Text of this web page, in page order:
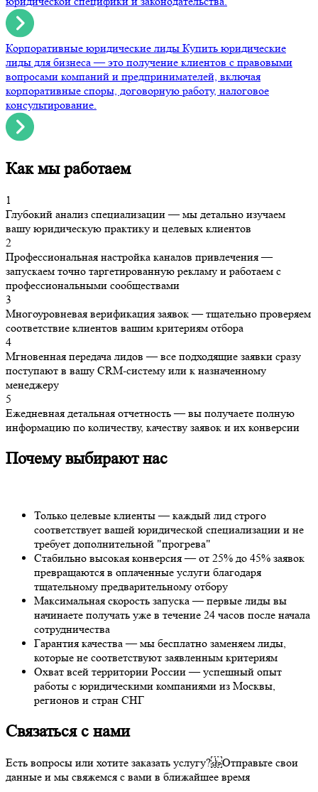
Корпоративные юридические лиды Купить юридические
лиды для бизнеса — это получение клиентов с правовыми
вопросами компаний и предпринимателей, включая
корпоративные споры, договорную работу, налоговое
консультирование.
Как мы работаем
1
Глубокий анализ специализации — мы детально изучаем
вашу юридическую практику и целевых клиентов
2
Профессиональная настройка каналов привлечения —
запускаем точно таргетированную рекламу и работаем с
профессиональными сообществами
3
Многоуровневая верификация заявок — тщательно проверяем
соответствие клиентов вашим критериям отбора
4
Мгновенная передача лидов — все подходящие заявки сразу
поступают в вашу CRM-систему или к назначенному
менеджеру
5
Ежедневная детальная отчетность — вы получаете полную
информацию по количеству, качеству заявок и их конверсии
Почему выбирают нас
Только целевые клиенты — каждый лид строго
соответствует вашей юридической специализации и не
требует дополнительной "прогрева"
Стабильно высокая конверсия — от 25% до 45% заявок
превращаются в оплаченные услуги благодаря
тщательному предварительному отбору
Максимальная скорость запуска — первые лиды вы
начинаете получать уже в течение 24 часов после начала
сотрудничества
Гарантия качества — мы бесплатно заменяем лиды,
которые не соответствуют заявленным критериям
Охват всей территории России — успешный опыт
работы с юридическими компаниями из Москвы,
регионов и стран СНГ
Связаться с нами
Есть вопросы или хотите заказать услугу? Отправьте свои
данные и мы свяжемся с вами в ближайшее время